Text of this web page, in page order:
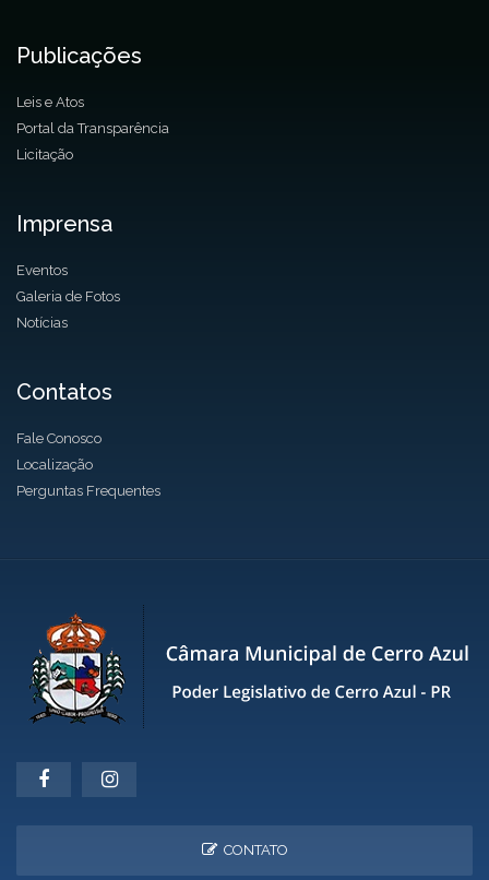
Publicações
Leis e Atos
Portal da Transparência
Licitação
Imprensa
Eventos
Galeria de Fotos
Notícias
Contatos
Fale Conosco
Localização
Perguntas Frequentes
CONTATO